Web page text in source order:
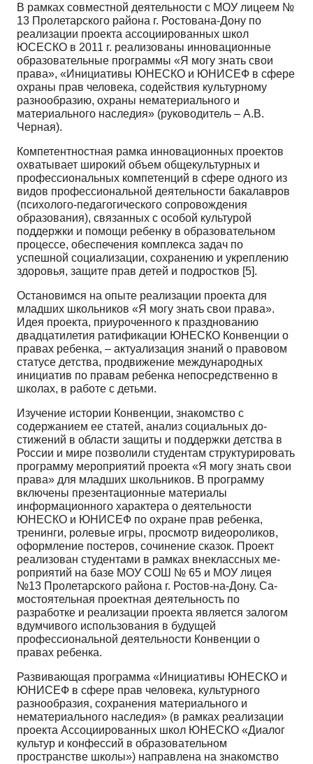
В рамках совместной деятельности с МОУ лицеем №
13 Пролетарского района г. Ростова­на-Дону по
реализации проекта ассоциированных школ
ЮСЕСКО в 2011 г. реализованы инноваци­онные
образовательные программы «Я могу знать свои
права», «Инициативы ЮНЕСКО и ЮНИ­СЕФ в сфере
охраны прав человека, содействия культурному
разнообразию, охраны нематериаль­ного и
материального наследия» (руководитель – А.В.
Черная).
Компетентностная рамка инновационных проектов
охватывает широкий объем общекультур­ных и
профессиональных компетенций в сфере одного из
видов профессиональной деятельности бакалавров
(психолого-педагогического сопровождения
образования), связанных с особой культу­рой
поддержки и помощи ребенку в образовательном
процессе, обеспечения комплекса задач по
успешной социализации, сохранению и укреплению
здоровья, защите прав детей и подростков [5].
Остановимся на опыте реализации проекта для
младших школьников «Я могу знать свои пра­ва».
Идея проекта, приуроченного к празднованию
двадцатилетия ратификации ЮНЕСКО Конвен­ции о
правах ребенка, – актуализация знаний о правовом
статусе детства, продвижение междуна­родных
инициатив по правам ребенка непосредственно в
школах, в работе с детьми.
Изучение истории Конвенции, знакомство с
содержанием ее статей, анализ социальных до­
стижений в области защиты и поддержки детства в
России и мире позволили студентам структу­рировать
программу мероприятий проекта «Я могу знать свои
права» для младших школьников. В программу
включены презентационные материалы
информационного характера о деятельности
ЮНЕСКО и ЮНИСЕФ по охране прав ребенка,
тренинги, ролевые игры, просмотр видеороликов,
оформление постеров, сочинение сказок. Проект
реализован студентами в рамках внеклассных ме­
роприятий на базе МОУ СОШ № 65 и МОУ лицея
№13 Пролетарского района г. Ростов-на-Дону. Са­
мостоятельная проектная деятельность по
разработке и реализации проекта является залогом
вдум­чивого использования в будущей
профессиональной деятельности Конвенции о
правах ребенка.
Развивающая программа «Инициативы ЮНЕСКО и
ЮНИСЕФ в сфере прав человека, куль­турного
разнообразия, сохранения материального и
нематериального наследия» (в рамках реали­зации
проекта Ассоциированных школ ЮНЕСКО «Диалог
культур и конфессий в образователь­ном
пространстве школы») направлена на знакомство